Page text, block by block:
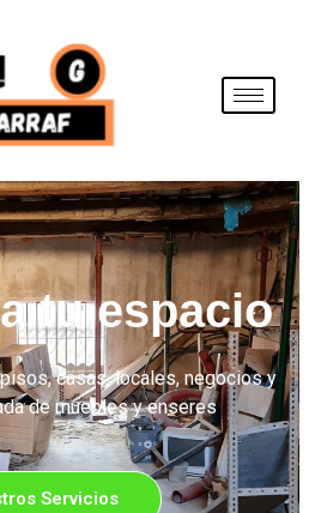
tu espacio
casas, locales, negocios y
de muebles y enseres
Servicios